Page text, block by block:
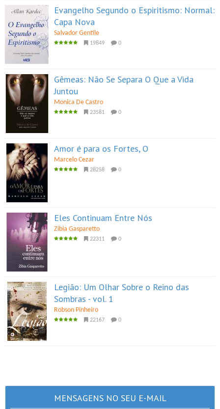
Evangelho Segundo o Espiritismo: Normal:
Capa Nova
Salvador Gentile
19849 0
Gêmeas: Não Se Separa O Que a Vida
Juntou
Monica De Castro
23581 0
Amor é para os Fortes, O
Marcelo Cezar
28258 0
Eles Continuam Entre Nós
Zibia Gasparetto
22311 0
Legião: Um Olhar Sobre o Reino das
Sombras - vol. 1
Robson Pinheiro
22167 0
MENSAGENS NO SEU E-MAIL